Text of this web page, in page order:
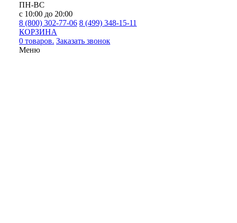
ПН-ВС
с 10:00 до 20:00
8 (800) 302-77-06 8 (499) 348-15-11
КОРЗИНА
0 товаров. Заказать звонок
Меню